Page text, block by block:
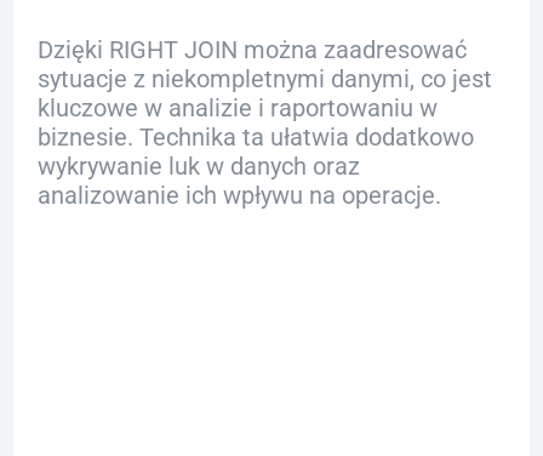
Dzięki RIGHT JOIN można zaadresować
sytuacje z niekompletnymi danymi, co jest
kluczowe w analizie i raportowaniu w
biznesie. Technika ta ułatwia dodatkowo
wykrywanie luk w danych oraz
analizowanie ich wpływu na operacje.